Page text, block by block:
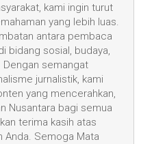
kami ingin turut
yang lebih luas.
antara pembaca
bidang sosial, budaya,
Dengan semangat
jurnalistik, kami
yang mencerahkan,
Nusantara bagi semua
terima kasih atas
Anda. Semoga Mata